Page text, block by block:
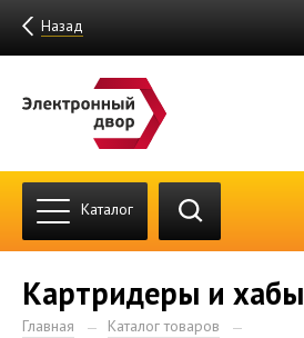
Назад
Каталог
Картридеры и хабы
Главная
Каталог товаров